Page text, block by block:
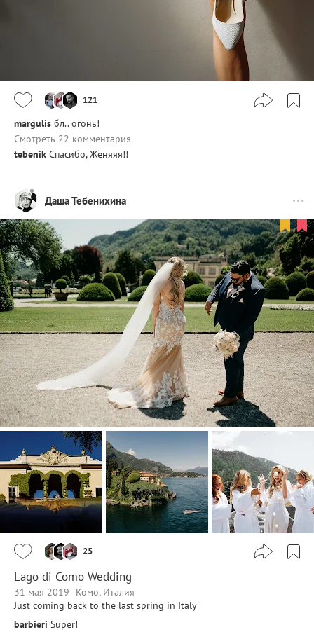
121
margulis бл.. огонь!
Смотреть 22 комментария
tebenik Спасибо, Женяяя!!
Даша Тебенихина
25
Lago di Como Wedding
31 мая 2019
Комо, Италия
Just coming back to the last spring in Italy
barbieri Super!